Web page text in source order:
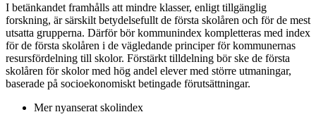
I betänkandet framhålls att mindre klasser, enligt tillgänglig
forskning, är särskilt betydelsefullt de första skolåren och för de mest
utsatta grupperna. Därför bör kommunindex kompletteras med index
för de första skolåren i de vägledande principer för kommunernas
resursfördelning till skolor. Förstärkt tilldelning bör ske de första
skolåren för skolor med hög andel elever med större utmaningar,
baserade på socioekonomiskt betingade förutsättningar.
Mer nyanserat skolindex